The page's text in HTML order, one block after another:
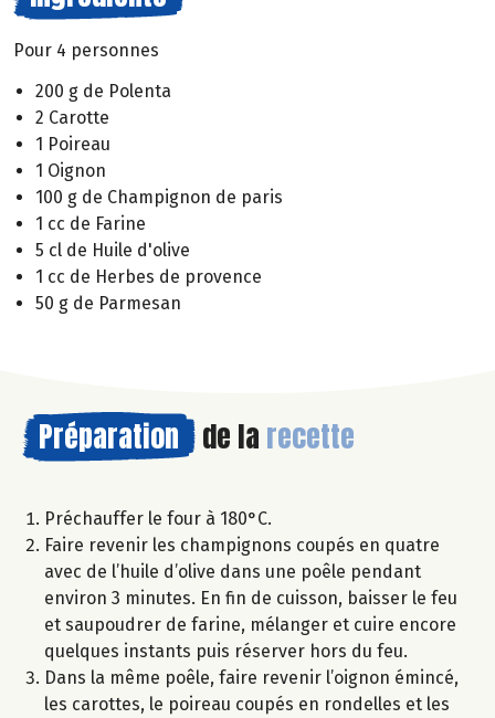
Pour 4 personnes
200 g de Polenta
2 Carotte
1 Poireau
1 Oignon
100 g de Champignon de paris
1 cc de Farine
5 cl de Huile d'olive
1 cc de Herbes de provence
50 g de Parmesan
Préparation de la recette
Préchauffer le four à 180°C.
Faire revenir les champignons coupés en quatre
avec de l’huile d’olive dans une poêle pendant
environ 3 minutes. En fin de cuisson, baisser le feu
et saupoudrer de farine, mélanger et cuire encore
quelques instants puis réserver hors du feu.
Dans la même poêle, faire revenir l’oignon émincé,
les carottes, le poireau coupés en rondelles et les